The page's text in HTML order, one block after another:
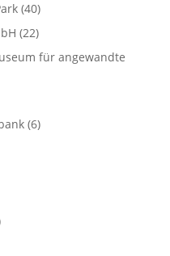
(40)
(22)
für angewandte
(6)